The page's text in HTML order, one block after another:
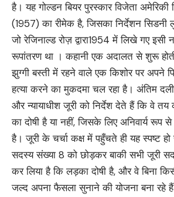
है। यह गोल्डन बियर पुरस्कार विजेता अमेरिकी
(1957) का रीमेक है, जिसका निर्देशन
जो रेजिनाल्ड रोज़ द्वारा1954 में लिखे गए इसी
रूपांतरण था । कहानी एक अदालत से शुरू
झुग्गी बस्ती में रहने वाले एक किशोर पर अपने
हत्या करने का मुकदमा चल रहा है। अंतिम
और न्यायाधीश जूरी को निर्देश देते हैं कि वे
का दोषी है या नहीं, जिसके लिए अनिवार्य रूप
है। जूरी के चर्चा कक्ष में पहुँचते ही यह स्पष्ट हो
सदस्य संख्या 8 को छोड़कर बाकी सभी जूरी
कर लिया है कि लड़का दोषी है, और वे बिना
जल्द अपना फैसला सुनाने की योजना बना